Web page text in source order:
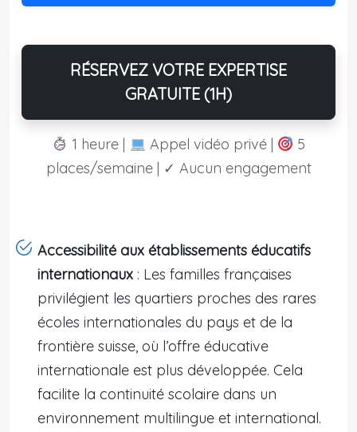
RÉSERVEZ VOTRE EXPERTISE
GRATUITE (1H)
1 heure | Appel vidéo privé |
5
places/semaine | ✓ Aucun engagement
Accessibilité aux établissements éducatifs
internationaux : Les familles françaises
privilégient les quartiers proches des rares
écoles internationales du pays et de la
frontière suisse, où l’offre éducative
internationale est plus développée. Cela
facilite la continuité scolaire dans un
environnement multilingue et international.